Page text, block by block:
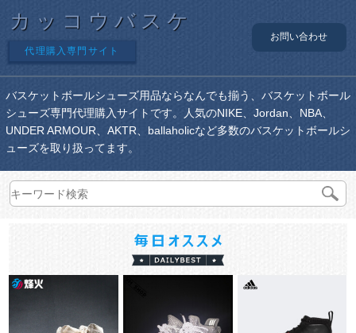
カッコウバスケ
代理購入専門サイト
お問い合わせ
バスケットボールシューズ用品ならなんでも揃う、バスケットボール
シューズ専門代理購入サイトです。人気のNIKE、Jordan、NBA、
UNDER ARMOUR、AKTR、ballaholicなど多数のバスケットボールシ
ューズを取り扱ってます。